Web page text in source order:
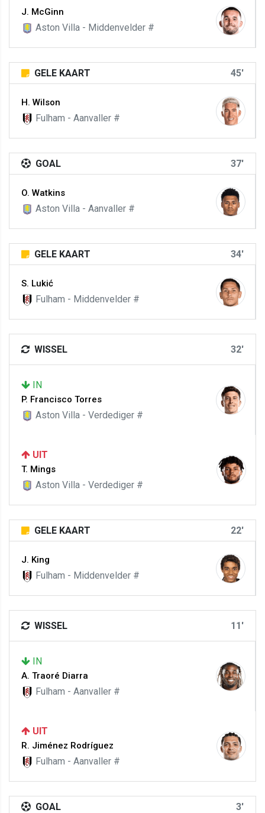
J. McGinn
Aston Villa - Middenvelder #
GELE KAART 45'
H. Wilson
Fulham - Aanvaller #
GOAL 37'
O. Watkins
Aston Villa - Aanvaller #
GELE KAART 34'
S. Lukić
Fulham - Middenvelder #
WISSEL 32'
IN
P. Francisco Torres
Aston Villa - Verdediger #
UIT
T. Mings
Aston Villa - Verdediger #
GELE KAART 22'
J. King
Fulham - Middenvelder #
WISSEL 11'
IN
A. Traoré Diarra
Fulham - Aanvaller #
UIT
R. Jiménez Rodríguez
Fulham - Aanvaller #
GOAL 3'